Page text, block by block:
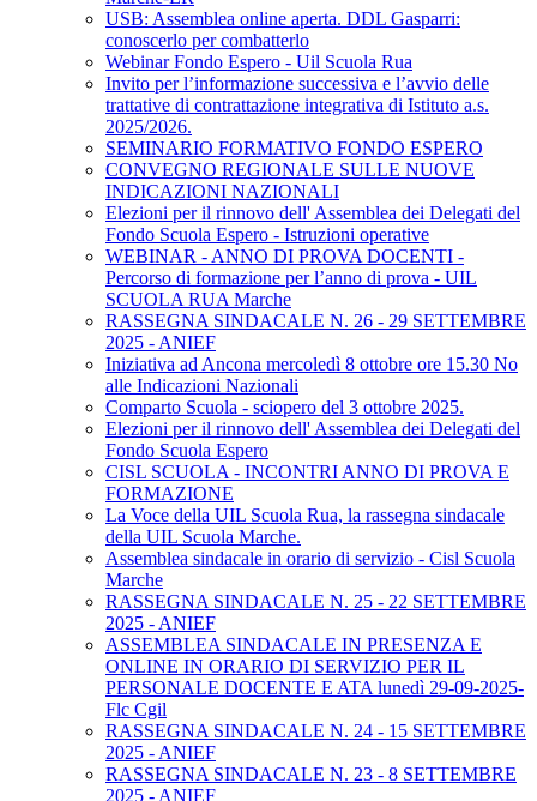
USB: Assemblea online aperta. DDL Gasparri:
conoscerlo per combatterlo
Webinar Fondo Espero - Uil Scuola Rua
Invito per l’informazione successiva e l’avvio delle
trattative di contrattazione integrativa di Istituto a.s.
2025/2026.
SEMINARIO FORMATIVO FONDO ESPERO
CONVEGNO REGIONALE SULLE NUOVE
INDICAZIONI NAZIONALI
Elezioni per il rinnovo dell' Assemblea dei Delegati del
Fondo Scuola Espero - Istruzioni operative
WEBINAR - ANNO DI PROVA DOCENTI -
Percorso di formazione per l’anno di prova - UIL
SCUOLA RUA Marche
RASSEGNA SINDACALE N. 26 - 29 SETTEMBRE
2025 - ANIEF
Iniziativa ad Ancona mercoledì 8 ottobre ore 15.30 No
alle Indicazioni Nazionali
Comparto Scuola - sciopero del 3 ottobre 2025.
Elezioni per il rinnovo dell' Assemblea dei Delegati del
Fondo Scuola Espero
CISL SCUOLA - INCONTRI ANNO DI PROVA E
FORMAZIONE
La Voce della UIL Scuola Rua, la rassegna sindacale
della UIL Scuola Marche.
Assemblea sindacale in orario di servizio - Cisl Scuola
Marche
RASSEGNA SINDACALE N. 25 - 22 SETTEMBRE
2025 - ANIEF
ASSEMBLEA SINDACALE IN PRESENZA E
ONLINE IN ORARIO DI SERVIZIO PER IL
PERSONALE DOCENTE E ATA lunedì 29-09-2025-
Flc Cgil
RASSEGNA SINDACALE N. 24 - 15 SETTEMBRE
2025 - ANIEF
RASSEGNA SINDACALE N. 23 - 8 SETTEMBRE
2025 - ANIEF